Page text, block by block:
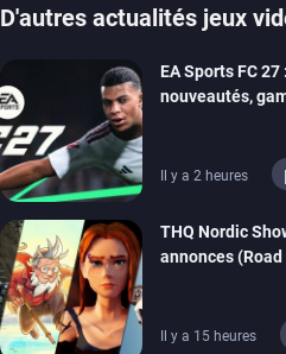
D'autres actualités jeux
EA Sports FC
nouveautés,
Il y a 2 heures
THQ Nordic
annonces (Road
Il y a 15 heures